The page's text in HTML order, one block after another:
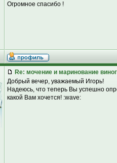
Огромное спасибо !
Re: мочение и маринование
Добрый вечер, уважаемый Игорь!
Надеюсь, что теперь Вы успешно
какой Вам хочется! :wave: